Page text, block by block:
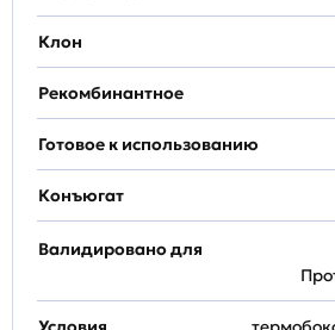
Клон
Рекомбинантное
Готовое к использованию
Конъюгат
Валидировано для